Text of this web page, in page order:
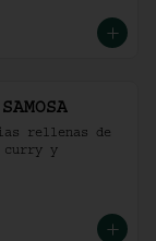
rellenas de
curry y